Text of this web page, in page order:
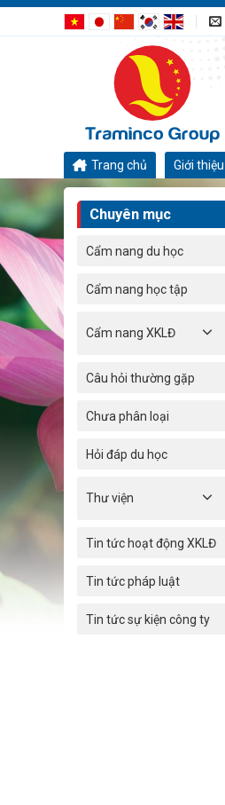
Bỏ
qua
Trang chủ Giới thiệu
Chuyên mục
Cẩm nang du học
Cẩm nang học tập
Cẩm nang XKLĐ
Câu hỏi thường gặp
Chưa phân loại
Hỏi đáp du học
Thư viện
Tin tức hoạt động XKLĐ
Tin tức pháp luật
Tin tức sự kiện công ty